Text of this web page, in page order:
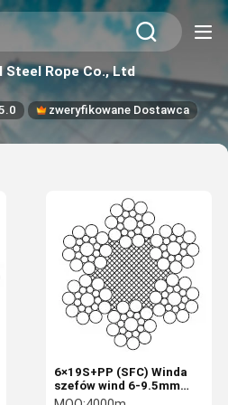
Steel Rope Co., Ltd
zweryfikowane Dostawca
6×19S+PP (SFC) Winda
szefów wind 6-9.5mm
Winda GB 8903-2024